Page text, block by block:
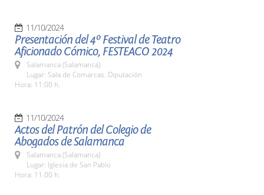
11/10/2024
Presentación del 4º Festival de Teatro
Aficionado Cómico, FESTEACO 2024
Salamanca (Salamanca)
Lugar: Sala de Comarcas. Diputación
Hora: 11:00 h.
11/10/2024
Actos del Patrón del Colegio de
Abogados de Salamanca
Salamanca (Salamanca)
Lugar: Iglesia de San Pablo
Hora: 11.00 h.